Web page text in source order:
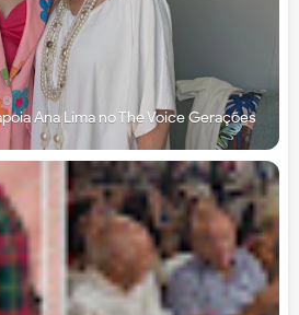
Ana Lima no The Voice Gerações